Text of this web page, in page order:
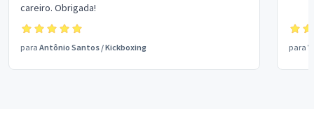
careiro. Obrigada!
para Antônio Santos /Kickboxing para